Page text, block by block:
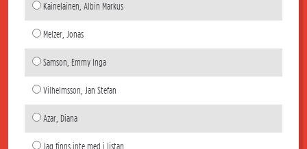
Kainelainen, Albin Markus
Melzer, Jonas
Samson, Emmy Inga
Vilhelmsson, Jan Stefan
Azar, Diana
Jag finns inte med i listan